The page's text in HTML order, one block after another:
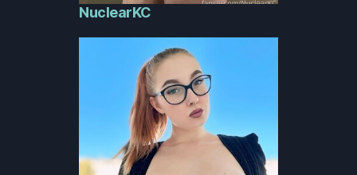
NuclearKC